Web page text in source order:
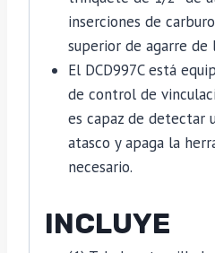
inserciones de
superior de agarre de
El DCD997C está
de control de
es capaz de detectar
atasco y apaga la
necesario.
INCLUYE